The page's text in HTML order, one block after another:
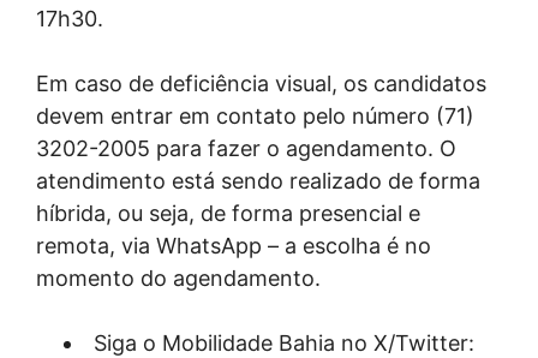
17h30.
Em caso de deficiência visual, os candidatos
devem entrar em contato pelo número (71)
3202-2005 para fazer o agendamento. O
atendimento está sendo realizado de forma
híbrida, ou seja, de forma presencial e
remota, via WhatsApp – a escolha é no
momento do agendamento.
Siga o Mobilidade Bahia no X/Twitter: